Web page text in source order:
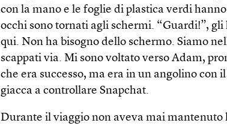
con la mano e le foglie di plastica verdi
occhi sono tornati agli schermi. “Guardi!”, gli
qui. Non ha bisogno dello schermo. Siamo
scappati via. Mi sono voltato verso Adam,
che era successo, ma era in un angolino con
giacca a controllare Snapchat.
Durante il viaggio non aveva mai mantenuto